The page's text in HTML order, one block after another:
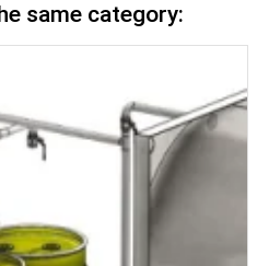
same category: